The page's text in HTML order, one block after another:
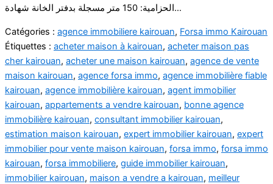
الحزامية: 150 متر مسجلة بدفتر الخانة شهادة…
Catégories : agence immobiliere kairouan, Forsa immo Kairouan
Étiquettes : acheter maison à kairouan, acheter maison pas
cher kairouan, acheter une maison kairouan, agence de vente
maison kairouan, agence forsa immo, agence immobilière fiable
kairouan, agence immobilière kairouan, agent immobilier
kairouan, appartements a vendre kairouan, bonne agence
immobilière kairouan, consultant immobilier kairouan,
estimation maison kairouan, expert immobilier kairouan, expert
immobilier pour vente maison kairouan, forsa immo, forsa immo
kairouan, forsa immobiliere, guide immobilier kairouan,
immobilier kairouan, maison a vendre a kairouan, meilleur